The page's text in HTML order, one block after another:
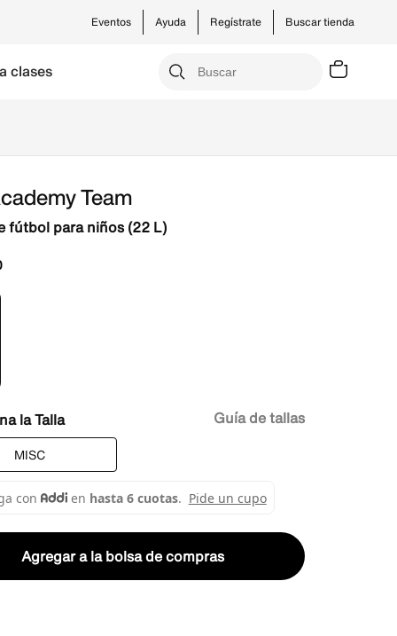
Buscar tienda
Ayuda Regístrate
Eventos
clases
Team
fútbol para niños (22 L)
Talla
MISC
Guía de tallas
Agregar a la bolsa de compras